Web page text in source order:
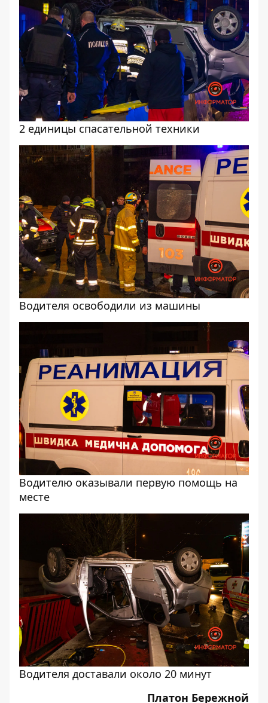
2 единицы спасательной техники
Водителя освободили из машины
Водителю оказывали первую помощь на
месте
Водителя доставали около 20 минут
Платон Бережной